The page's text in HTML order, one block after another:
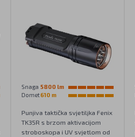
Snaga 5800 lm
Domet610 m
Punjiva taktička svjetiljka Fenix
TK35R s brzom aktivacijom
stroboskopa i UV svjetlom od